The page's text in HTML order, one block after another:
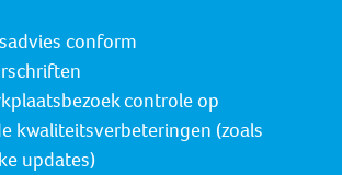
conform
controle op
kwaliteitsverbeteringen (zoals
updates)